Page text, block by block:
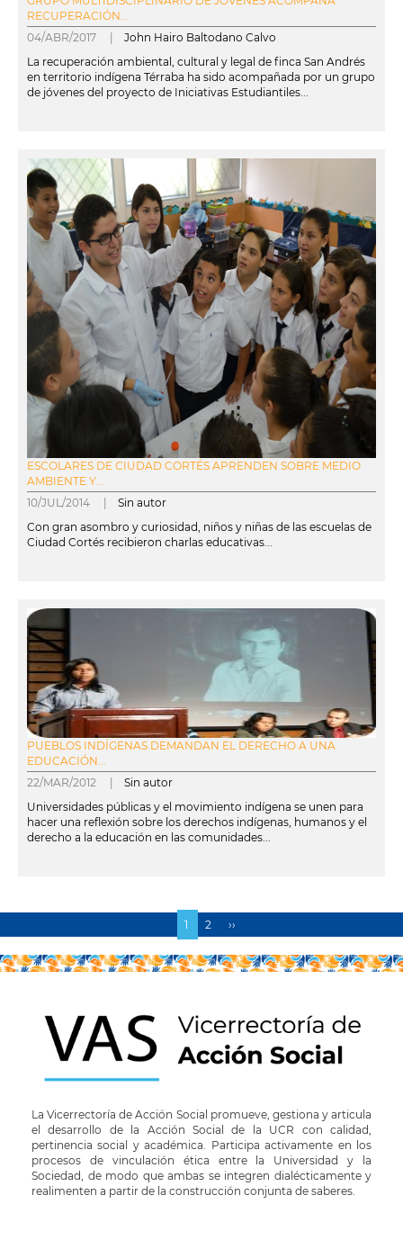
RECUPERACIÓN...
04/ABR/2017 | John Hairo Baltodano Calvo
La recuperación ambiental, cultural y legal de finca San Andrés
en territorio indígena Térraba ha sido acompañada por un grupo
de jóvenes del proyecto de Iniciativas Estudiantiles...
ESCOLARES DE CIUDAD CORTÉS APRENDEN SOBRE MEDIO
AMBIENTE Y...
10/JUL/2014 | Sin autor
Con gran asombro y curiosidad, niños y niñas de las escuelas de
Ciudad Cortés recibieron charlas educativas...
PUEBLOS INDÍGENAS DEMANDAN EL DERECHO A UNA
EDUCACIÓN...
22/MAR/2012 | Sin autor
Universidades públicas y el movimiento indígena se unen para
hacer una reflexión sobre los derechos indígenas, humanos y el
derecho a la educación en las comunidades...
Página
actual
1 Page
2
Siguiente
página
››
La Vicerrectoría de Acción Social promueve, gestiona y articula
el desarrollo de la Acción Social de la UCR con calidad,
pertinencia social y académica. Participa activamente en los
procesos de vinculación ética entre la Universidad y la
Sociedad, de modo que ambas se integren dialécticamente y
realimenten a partir de la construcción conjunta de saberes.